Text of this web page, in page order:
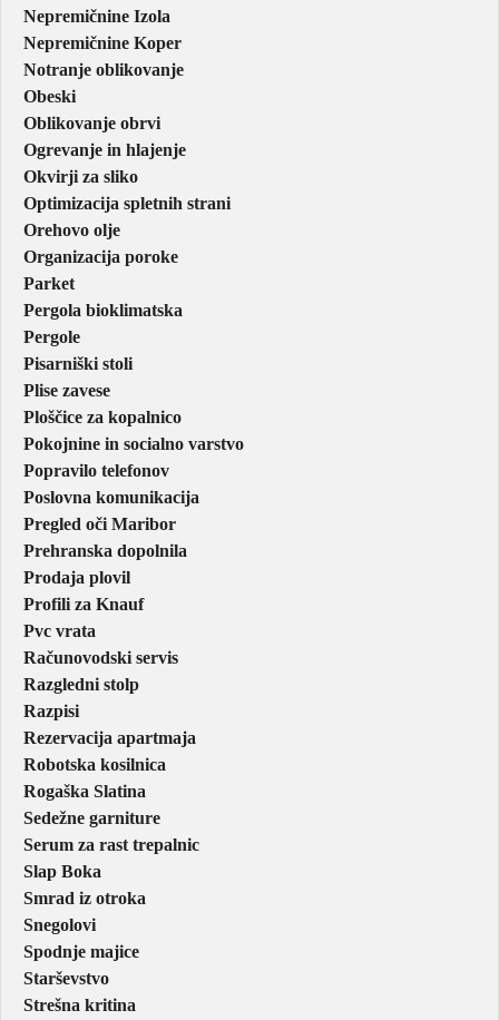
Nepremičnine Izola
Nepremičnine Koper
Notranje oblikovanje
Obeski
Oblikovanje obrvi
Ogrevanje in hlajenje
Okvirji za sliko
Optimizacija spletnih strani
Orehovo olje
Organizacija poroke
Parket
Pergola bioklimatska
Pergole
Pisarniški stoli
Plise zavese
Ploščice za kopalnico
Pokojnine in socialno varstvo
Popravilo telefonov
Poslovna komunikacija
Pregled oči Maribor
Prehranska dopolnila
Prodaja plovil
Profili za Knauf
Pvc vrata
Računovodski servis
Razgledni stolp
Razpisi
Rezervacija apartmaja
Robotska kosilnica
Rogaška Slatina
Sedežne garniture
Serum za rast trepalnic
Slap Boka
Smrad iz otroka
Snegolovi
Spodnje majice
Starševstvo
Strešna kritina